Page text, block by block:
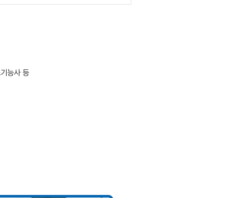
능사 등